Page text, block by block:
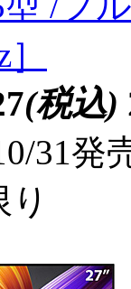
(税込)
31発